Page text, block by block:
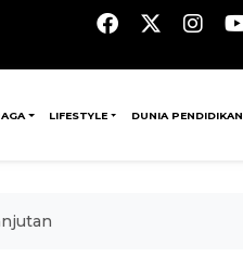
LIFESTYLE DUNIA PENDIDIKAN